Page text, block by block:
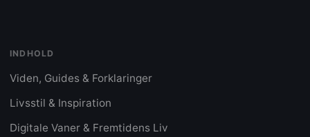
INDHOLD
Viden, Guides & Forklaringer
Livsstil & Inspiration
Digitale Vaner & Fremtidens Liv